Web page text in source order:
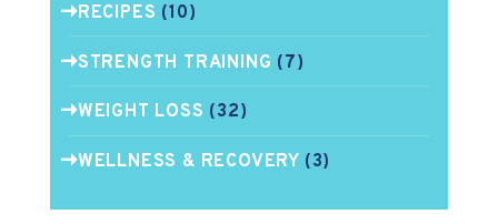
RECIPES (10)
STRENGTH TRAINING (7)
WEIGHT LOSS (32)
WELLNESS & RECOVERY (3)